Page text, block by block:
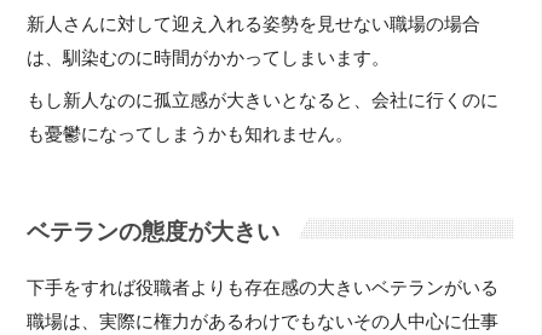
新人さんに対して迎え入れる姿勢を見せない職場の場合
は、馴染むのに時間がかかってしまいます。
もし新人なのに孤立感が大きいとなると、会社に行くのに
も憂鬱になってしまうかも知れません。
ベテランの態度が大きい
下手をすれば役職者よりも存在感の大きいベテランがいる
職場は、実際に権力があるわけでもないその人中心に仕事